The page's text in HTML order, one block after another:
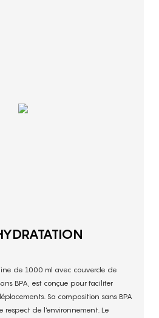
de 1000 ml avec couvercle de
BPA, est conçue pour faciliter
Sa composition sans BPA
respect de l'environnement. Le